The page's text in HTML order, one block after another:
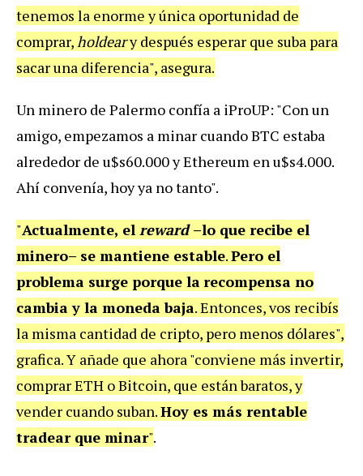
tenemos la enorme y única oportunidad de
comprar, holdeary después esperar que suba para
sacar una diferencia", asegura.
Un minero de Palermo confía a iProUP: "Con un
amigo, empezamos a minar cuando BTC estaba
alrededor de u$s60.000 y Ethereum en u$s4.000.
Ahí convenía, hoy ya no tanto".
"Actualmente, el reward–lo que recibe el
minero– se mantiene estable.Pero el
problema surge porque la recompensa no
cambia y la moneda baja. Entonces, vos recibís
la misma cantidad de cripto, pero menos dólares",
grafica. Y añade que ahora "conviene más invertir,
comprar ETH o Bitcoin, que están baratos, y
vender cuando suban.Hoy es más rentable
tradear que minar".